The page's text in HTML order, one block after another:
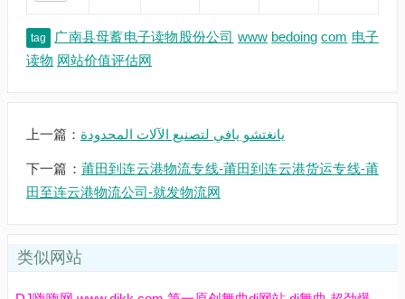
tag 广南县母蓄电子读物股份公司 www bedoing com 电子
读物 网站价值评估网
上一篇： يانغتشو يافي لتصنيع الآلات المحدودة
下一篇： 莆田到连云港物流专线-莆田到连云港货运专线-莆
田至连云港物流公司-就发物流网
类似网站